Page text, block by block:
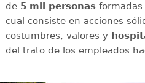
de 5 mil personasformadas
cual consiste en acciones
costumbres, valores y
del trato de los empleados